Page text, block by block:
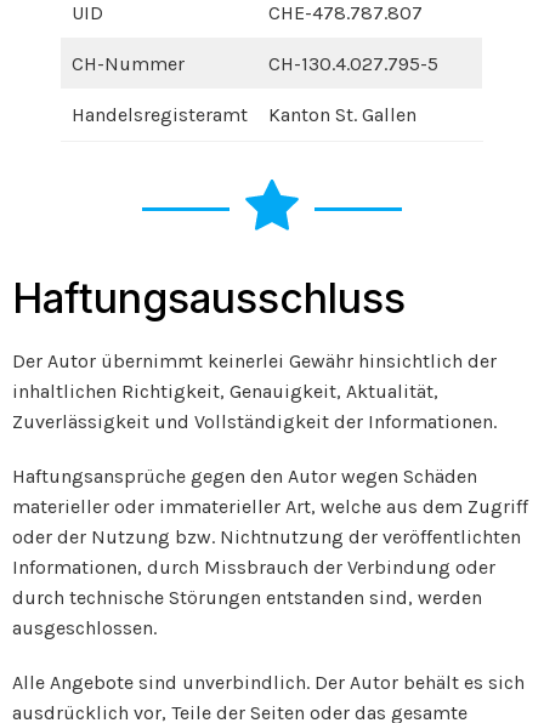
UID CHE-478.787.807
CH-Nummer CH-130.4.027.795-5
Handelsregisteramt Kanton St. Gallen
Haftungsausschluss
Der Autor übernimmt keinerlei Gewähr hinsichtlich der
inhaltlichen Richtigkeit, Genauigkeit, Aktualität,
Zuverlässigkeit und Vollständigkeit der Informationen.
Haftungsansprüche gegen den Autor wegen Schäden
materieller oder immaterieller Art, welche aus dem Zugriff
oder der Nutzung bzw. Nichtnutzung der veröffentlichten
Informationen, durch Missbrauch der Verbindung oder
durch technische Störungen entstanden sind, werden
ausgeschlossen.
Alle Angebote sind unverbindlich. Der Autor behält es sich
ausdrücklich vor, Teile der Seiten oder das gesamte